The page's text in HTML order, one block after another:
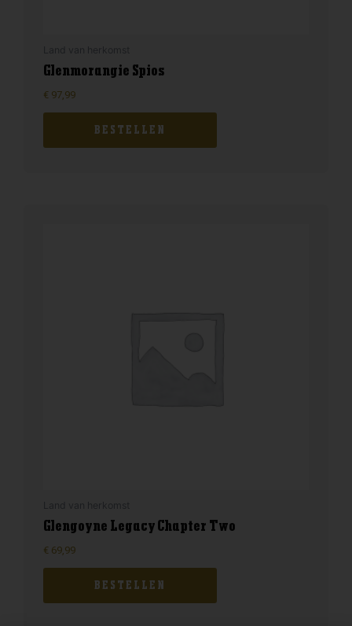
Glenmorangie Spios
€ 97,99
BESTELLEN
Glengoyne Legacy Chapter Two
€ 69,99
BESTELLEN